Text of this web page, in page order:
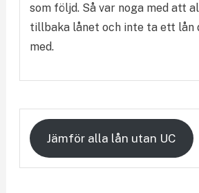
som följd. Så var noga med att
tillbaka lånet och inte ta ett lån
med.
Jämför alla lån utan UC